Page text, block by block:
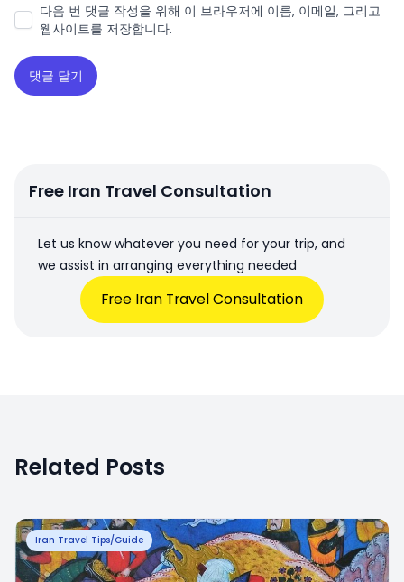
다음 번 댓글 작성을 위해 이 브라우저에 이름, 이메일, 그리고
웹사이트를 저장합니다.
Free Iran Travel Consultation
Let us know whatever you need for your trip, and
we assist in arranging everything needed
Free Iran Travel Consultation
Related Posts
Iran Travel Tips/Guide